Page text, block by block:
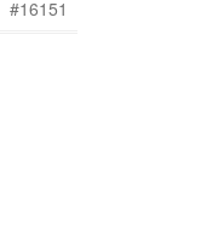
#16151